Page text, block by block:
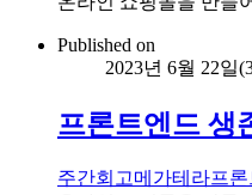
Published on
2023년 6월 22일(
프론트엔드 생
주간회고메가테라프